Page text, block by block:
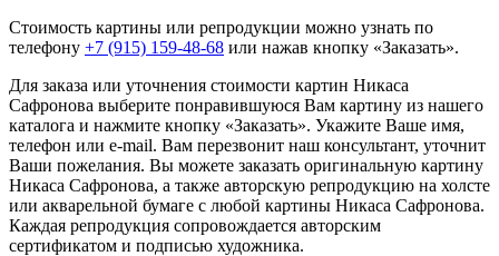
Стоимость картины или репродукции можно узнать по
телефону +7 (915) 159-48-68 или нажав кнопку «Заказать».
Для заказа или уточнения стоимости картин Никаса
Сафронова выберите понравившуюся Вам картину из нашего
каталога и нажмите кнопку «Заказать». Укажите Ваше имя,
телефон или e-mail. Вам перезвонит наш консультант, уточнит
Ваши пожелания. Вы можете заказать оригинальную картину
Никаса Сафронова, а также авторскую репродукцию на холсте
или акварельной бумаге с любой картины Никаса Сафронова.
Каждая репродукция сопровождается авторским
сертификатом и подписью художника.